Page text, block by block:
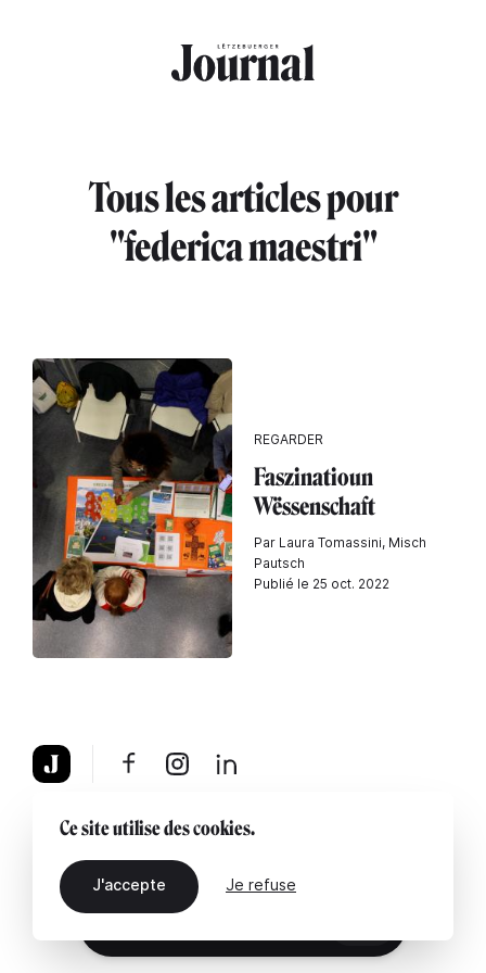
Tous les articles pour
"federica maestri"
REGARDER
Faszinatioun
Wëssenschaft
Par Laura Tomassini, Misch
Pautsch
Publié le 25 oct. 2022
À propos Mentions légales Contactez-nous
Ce site utilise des cookies.
J'accepte Je refuse